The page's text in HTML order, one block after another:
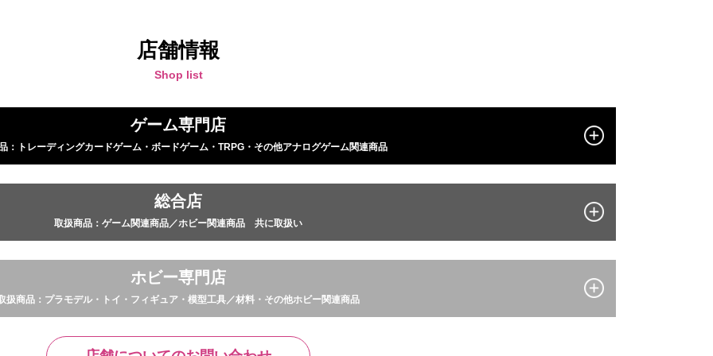
店舗情報
Shop list
ゲーム専門店
：トレーディングカードゲーム・ボードゲーム・TRPG・その他アナログゲーム関連商品
総合店
取扱商品：ゲーム関連商品／ホビー関連商品 共に取扱い
ホビー専門店
扱商品：プラモデル・トイ・フィギュア・模型工具／材料・その他ホビー関連商品